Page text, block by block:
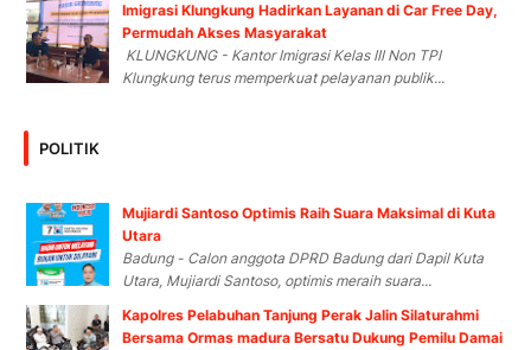
Imigrasi Klungkung Hadirkan Layanan di Car Free Day,
Permudah Akses Masyarakat
KLUNGKUNG - Kantor Imigrasi Kelas III Non TPI
Klungkung terus memperkuat pelayanan publik...
POLITIK
Mujiardi Santoso Optimis Raih Suara Maksimal di Kuta
Utara
Badung - Calon anggota DPRD Badung dari Dapil Kuta
Utara, Mujiardi Santoso, optimis meraih suara...
Kapolres Pelabuhan Tanjung Perak Jalin Silaturahmi
Bersama Ormas madura Bersatu Dukung Pemilu Damai